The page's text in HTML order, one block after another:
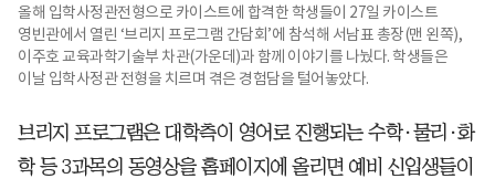
올해 입학사정관전형으로 카이스트에 합격한 학생들이 27일 카이스트
영빈관에서 열린 ‘브리지 프로그램 간담회’에 참석해 서남표 총장(맨 왼쪽),
이주호 교육과학기술부 차관(가운데)과 함께 이야기를 나눴다. 학생들은
이날 입학사정관 전형을 치르며 겪은 경험담을 털어놓았다.
브리지 프로그램은 대학측이 영어로 진행되는 수학·물리·화
학 등 3과목의 동영상을 홈페이지에 올리면 예비 신입생들이